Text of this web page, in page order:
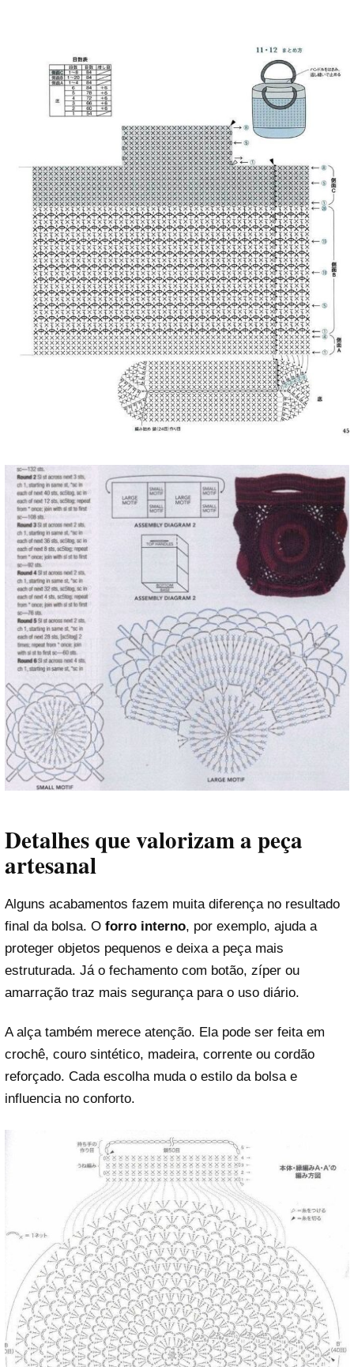
Detalhes que valorizam a peça
artesanal
Alguns acabamentos fazem muita diferença no resultado
final da bolsa. O forro interno, por exemplo, ajuda a
proteger objetos pequenos e deixa a peça mais
estruturada. Já o fechamento com botão, zíper ou
amarração traz mais segurança para o uso diário.
A alça também merece atenção. Ela pode ser feita em
crochê, couro sintético, madeira, corrente ou cordão
reforçado. Cada escolha muda o estilo da bolsa e
influencia no conforto.